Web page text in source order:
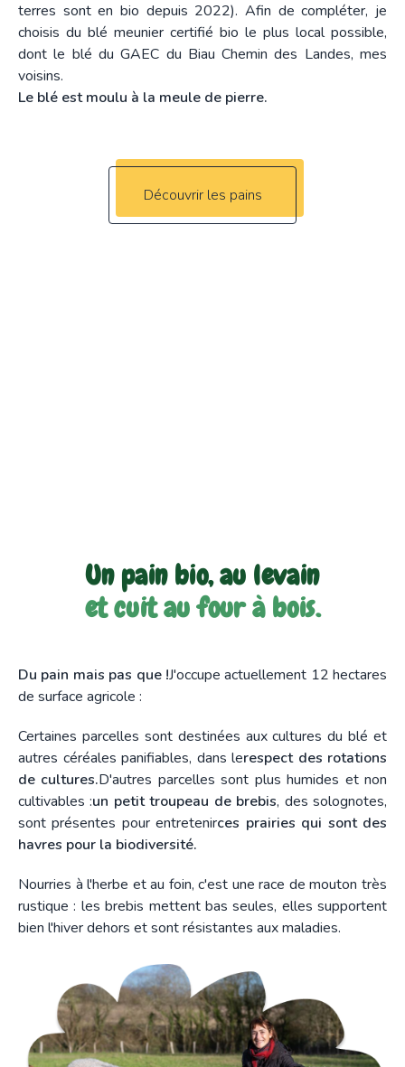
terres sont en bio depuis 2022). Afin de compléter, je
choisis du blé meunier certifié bio le plus local possible,
dont le blé du GAEC du Biau Chemin des Landes, mes
voisins.
Le blé est moulu à la meule de pierre.
Découvrir les pains
Un pain bio, au levain
et cuit au four à bois.
Du pain mais pas que !J'occupe actuellement 12 hectares
de surface agricole :
Certaines parcelles sont destinées aux cultures du blé et
autres céréales panifiables, dans lerespect des rotations
de cultures.D'autres parcelles sont plus humides et non
cultivables :un petit troupeau de brebis, des solognotes,
sont présentes pour entretenirces prairies qui sont des
havres pour la biodiversité.
Nourries à l'herbe et au foin, c'est une race de mouton très
rustique : les brebis mettent bas seules, elles supportent
bien l'hiver dehors et sont résistantes aux maladies.